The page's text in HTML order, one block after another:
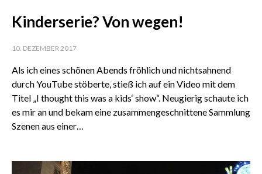
Kinderserie? Von wegen!
10. DEZEMBER 2017
Als ich eines schönen Abends fröhlich und nichtsahnend
durch YouTube stöberte, stieß ich auf ein Video mit dem
Titel „I thought this was a kids‘ show“. Neugierig schaute ich
es mir an und bekam eine zusammengeschnittene Sammlung
Szenen aus einer…